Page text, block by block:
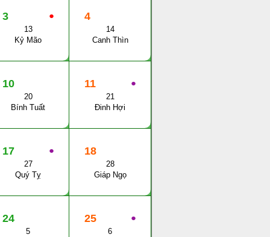
●
3
13
Kỷ Mão
4
14
Canh Thìn
10
20
Bính Tuất
●
11
21
Đinh Hợi
●
17
27
Quý Tỵ
18
28
Giáp Ngọ
24
5
●
25
6